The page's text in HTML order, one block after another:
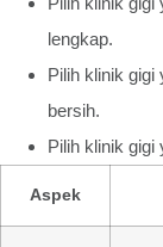
lengkap.
Pilih klinik gigi
bersih.
Pilih klinik gigi
Aspek